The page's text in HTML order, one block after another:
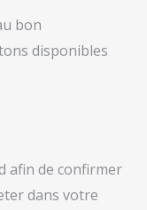
bon
disponibles
afin de confirmer
dans votre